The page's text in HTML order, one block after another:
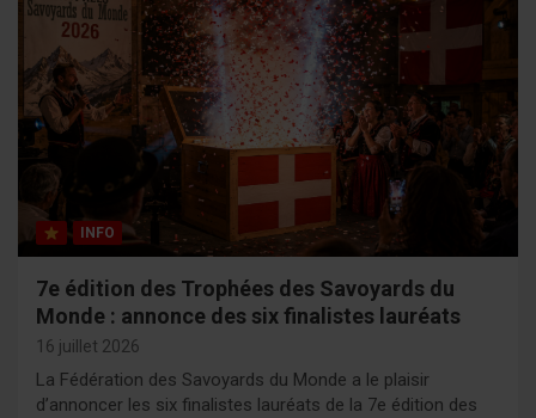
INFO
7e édition des Trophées des Savoyards du
Monde : annonce des six finalistes lauréats
16 juillet 2026
La Fédération des Savoyards du Monde a le plaisir
d’annoncer les six finalistes lauréats de la 7e édition des